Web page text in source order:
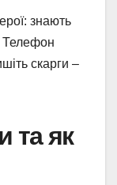
знають
Телефон
скарги –
та як